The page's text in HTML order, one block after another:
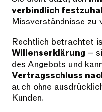
verbindlich
Missverständnisse zu
Rechtlich betrachtet
Willenserklärung –
des Angebots und
Vertragsschluss
auch ohne
Kunden.